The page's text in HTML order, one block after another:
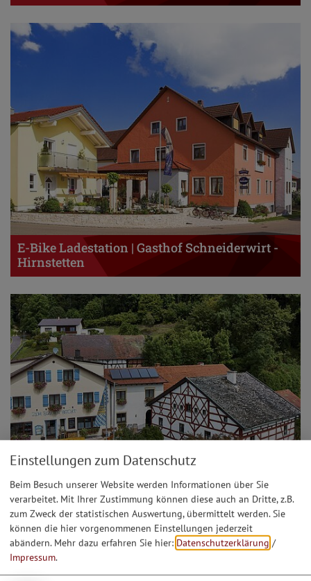
E-Bike Ladestation | Gasthof Schneiderwirt -
Hirnstetten
E-Bike Ladestation | Gasthof "Zum Blauen
Hecht" - Grösdorf
Einstellungen zum Datenschutz
Beim Besuch unserer Website werden Informationen über Sie
verarbeitet. Mit Ihrer Zustimmung können diese auch an Dritte, z.B.
zum Zweck der statistischen Auswertung, übermittelt werden. Sie
können die hier vorgenommenen Einstellungen jederzeit
abändern. Mehr dazu erfahren Sie hier: Datenschutzerklärung /
Impressum.